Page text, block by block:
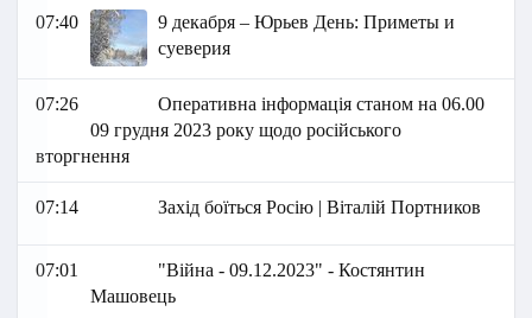
07:40
9 декабря – Юрьев День: Приметы и
суеверия
07:26
Оперативна інформація станом на 06.00
09 грудня 2023 року щодо російського
вторгнення
07:14 Захід боїться Росію | Віталій Портников
07:01
"Війна - 09.12.2023" - Костянтин
Машовець